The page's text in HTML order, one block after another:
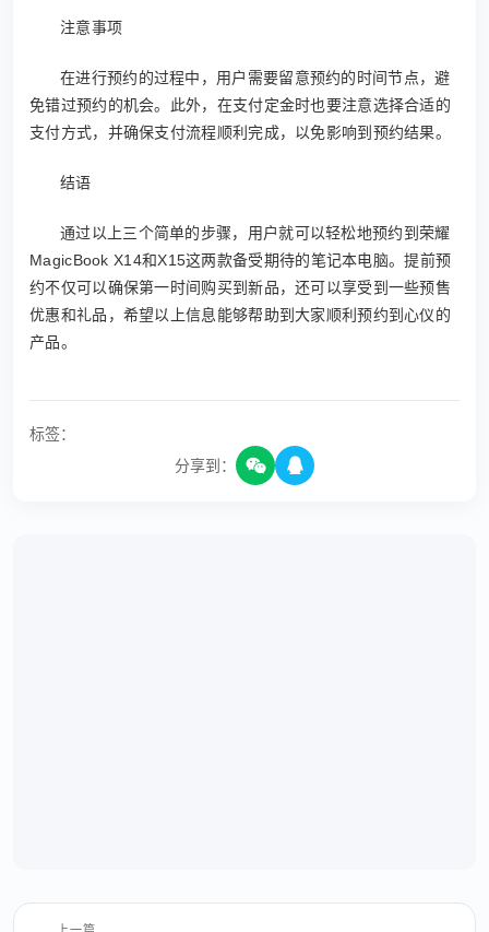
注意事项
在进行预约的过程中，用户需要留意预约的时间节点，避
免错过预约的机会。此外，在支付定金时也要注意选择合适的
支付方式，并确保支付流程顺利完成，以免影响到预约结果。
结语
通过以上三个简单的步骤，用户就可以轻松地预约到荣耀
MagicBook X14和X15这两款备受期待的笔记本电脑。提前预
约不仅可以确保第一时间购买到新品，还可以享受到一些预售
优惠和礼品，希望以上信息能够帮助到大家顺利预约到心仪的
产品。
标签：
分享到：